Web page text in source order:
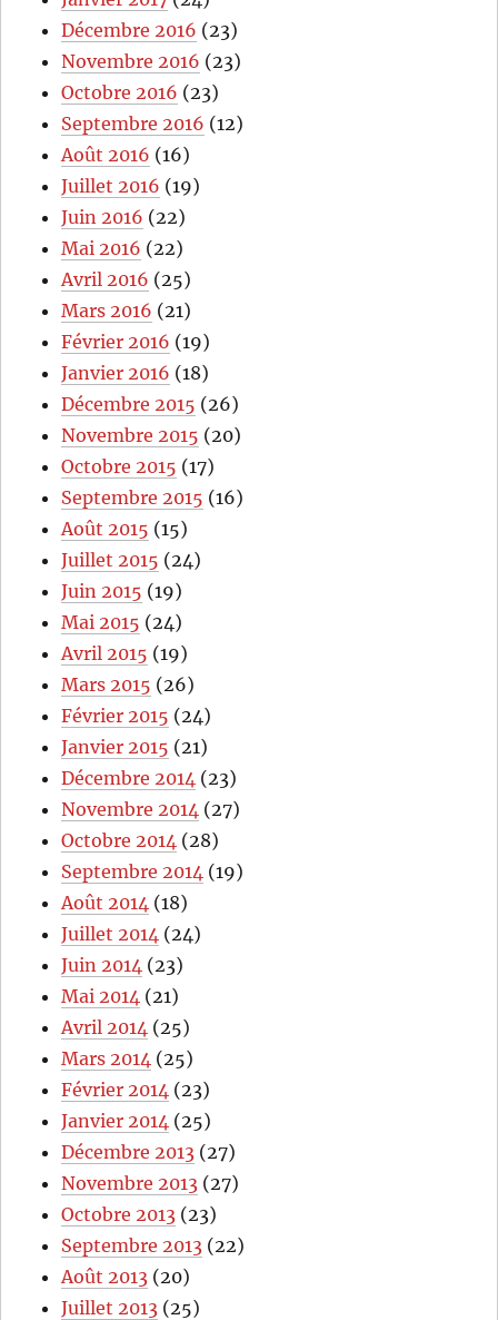
Décembre 2016 (23)
Novembre 2016 (23)
Octobre 2016 (23)
Septembre 2016 (12)
Août 2016 (16)
Juillet 2016 (19)
Juin 2016 (22)
Mai 2016 (22)
Avril 2016 (25)
Mars 2016 (21)
Février 2016 (19)
Janvier 2016 (18)
Décembre 2015 (26)
Novembre 2015 (20)
Octobre 2015 (17)
Septembre 2015 (16)
Août 2015 (15)
Juillet 2015 (24)
Juin 2015 (19)
Mai 2015 (24)
Avril 2015 (19)
Mars 2015 (26)
Février 2015 (24)
Janvier 2015 (21)
Décembre 2014 (23)
Novembre 2014 (27)
Octobre 2014 (28)
Septembre 2014 (19)
Août 2014 (18)
Juillet 2014 (24)
Juin 2014 (23)
Mai 2014 (21)
Avril 2014 (25)
Mars 2014 (25)
Février 2014 (23)
Janvier 2014 (25)
Décembre 2013 (27)
Novembre 2013 (27)
Octobre 2013 (23)
Septembre 2013 (22)
Août 2013 (20)
Juillet 2013 (25)